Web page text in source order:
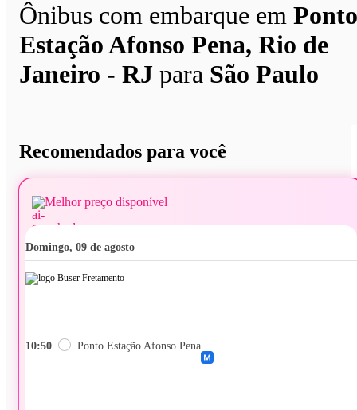
Ônibus com embarque em Ponto
Estação Afonso Pena, Rio de
Janeiro - RJ para São Paulo
Recomendados para você
Melhor preço disponível
domingo, 09 de agosto
10:50 Ponto Estação Afonso Pena